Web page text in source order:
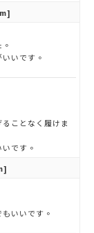
いです。
ことなく履けま
です。
いいです。